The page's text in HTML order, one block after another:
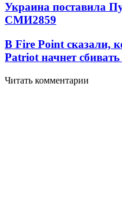
Украина поставила
СМИ2859
В Fire Point сказали,
Patriot начнет
Читать комментарии